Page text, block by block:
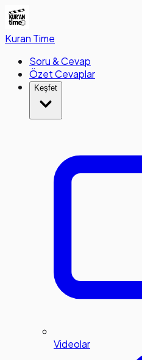
Kuran Time
Soru & Cevap
Özet Cevaplar
Keşfet
Videolar